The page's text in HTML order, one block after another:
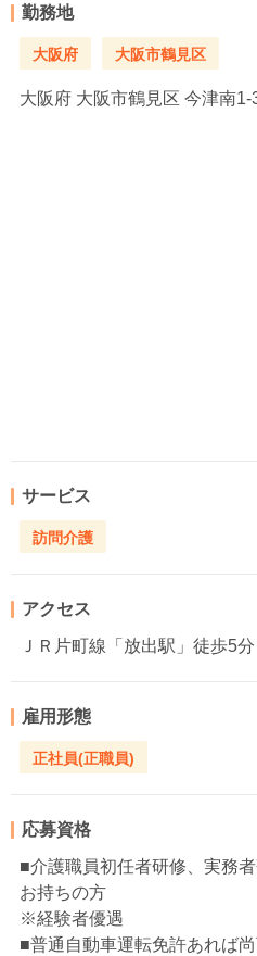
勤務地
大阪府 大阪市鶴見区
大阪府 大阪市鶴見区 今津南1-
サービス
訪問介護
アクセス
ＪＲ片町線「放出駅」徒歩5分
雇用形態
正社員(正職員)
応募資格
■介護職員初任者研修、実務
お持ちの方
※経験者優遇
■普通自動車運転免許あれば